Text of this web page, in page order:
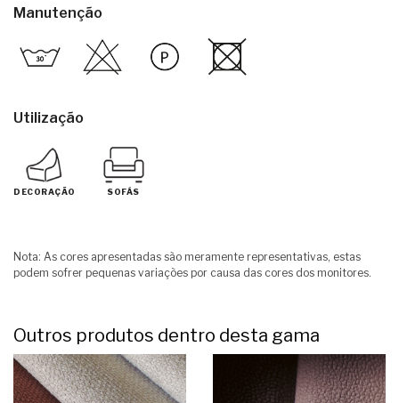
Manutenção
Utilização
DECORAÇÃO SOFÁS
Nota: As cores apresentadas são meramente representativas, estas
podem sofrer pequenas variações por causa das cores dos monitores.
Outros produtos dentro desta gama